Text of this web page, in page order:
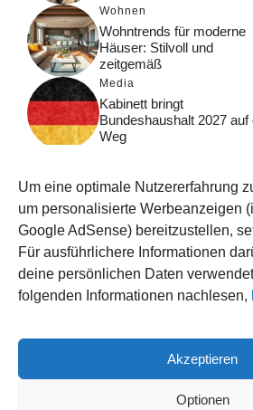
Um eine optimale Nutzererfahrung
um personalisierte Werbeanzeigen
Google AdSense) bereitzustellen,
Für ausführlichere Informationen
deine persönlichen Daten
folgenden Informationen nachlesen,
Akzeptieren
Optionen
Wohnen
Wohntrends für moderne
Häuser: Stilvoll und
zeitgemäß
Media
Kabinett bringt
Bundeshaushalt 2027 auf
Weg
Funktionsweise,
und Rankinglogik
Computer
Wieso habe ich im
kein Internet?
© 2026
IMPRESSUM
DATENSCHUTZ